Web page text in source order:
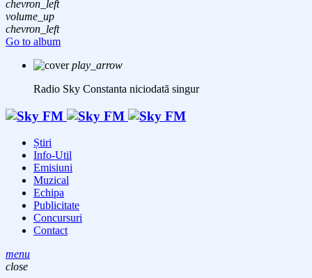
chevron_left
volume_up
chevron_left
Go to album
play_arrow
Radio Sky Constanta niciodată singur
Știri
Info-Util
Emisiuni
Muzical
Echipa
Publicitate
Concursuri
Contact
menu
close